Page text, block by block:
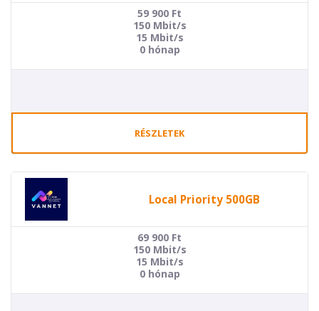
59 900 Ft
150 Mbit/s
15 Mbit/s
0 hónap
RÉSZLETEK
Local Priority 500GB
69 900 Ft
150 Mbit/s
15 Mbit/s
0 hónap